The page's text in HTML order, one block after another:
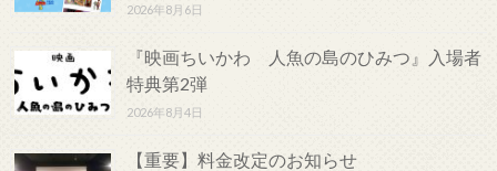
2026年8月6日
『映画ちいかわ 人魚の島のひみつ』入場者
特典第2弾
2026年8月4日
【重要】料金改定のお知らせ